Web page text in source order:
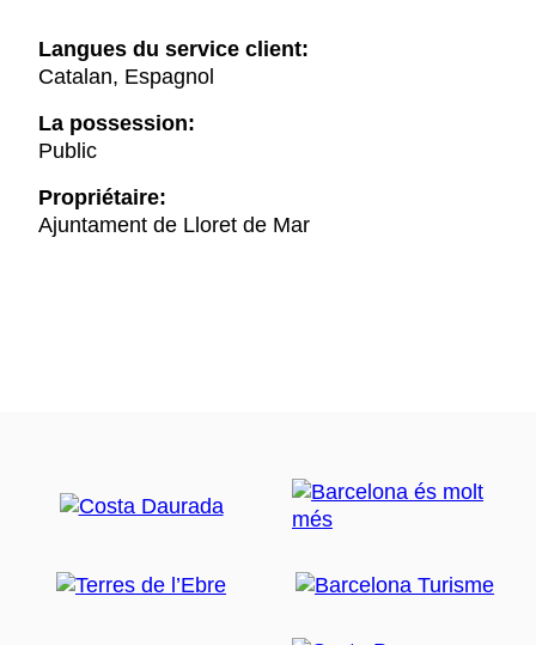
Langues du service client:
Catalan, Espagnol
La possession:
Public
Propriétaire:
Ajuntament de Lloret de Mar